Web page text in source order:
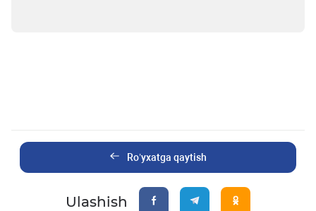
Ro’yxatga qaytish
Ulashish